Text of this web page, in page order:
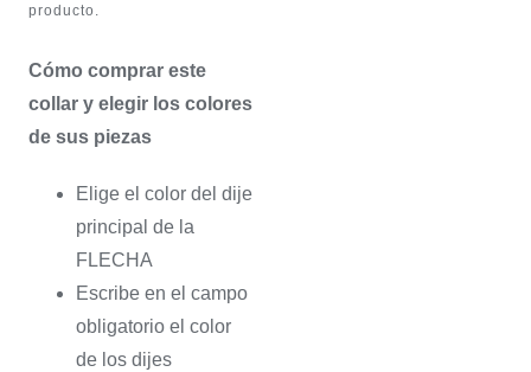
producto.
Cómo comprar este
collar y elegir los colores
de sus piezas
Elige el color del dije
principal de la
FLECHA
Escribe en el campo
obligatorio el color
de los dijes